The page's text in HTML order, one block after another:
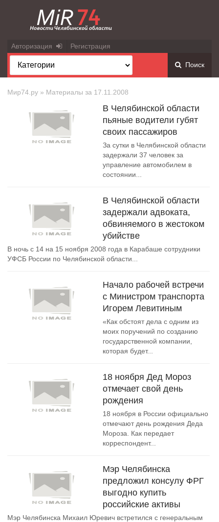
Авторизация Регистрация
Поиск
Мир74.ру » Материалы за 17.11.2008
В Челябинской области
пьяные водители губят
своих пассажиров
За сутки в Челябинской области
задержали 37 человек за
управление автомобилем в
состоянии...
В Челябинской области
задержали адвоката,
обвиняемого в жестоком
убийстве
В ночь с 14 на 15 ноября 2008 года в Карабаше сотрудники
УФСБ России по Челябинской области...
Начало рабочей встречи
с Министром транспорта
Игорем Левитиным
«Как обстоят дела с одним из
моих поручений по созданию
государственной компании,
которая будет...
18 ноября Дед Мороз
отмечает свой день
рождения
18 ноября в России официально
отмечают день рождения Деда
Мороза. Как передает
корреспондент...
Мэр Челябинска
предложил консулу ФРГ
выгодно купить
российские активы
Мэр Челябинска Михаил Юревич встретился с генеральным